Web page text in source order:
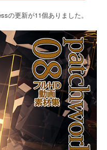
の更新が11個ありました。